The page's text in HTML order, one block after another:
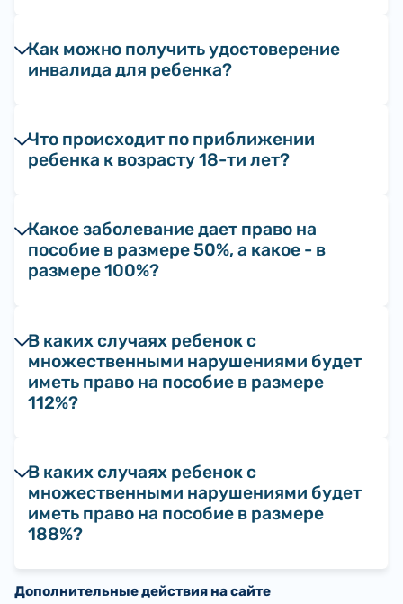
Как можно получить удостоверение
инвалида для ребенка?
Что происходит по приближении
ребенка к возрасту 18-ти лет?
Какое заболевание дает право на
пособие в размере 50%, а какое - в
размере 100%?
В каких случаях ребенок с
множественными нарушениями будет
иметь право на пособие в размере
112%?
В каких случаях ребенок с
множественными нарушениями будет
иметь право на пособие в размере
188%?
Дополнительные действия на сайте